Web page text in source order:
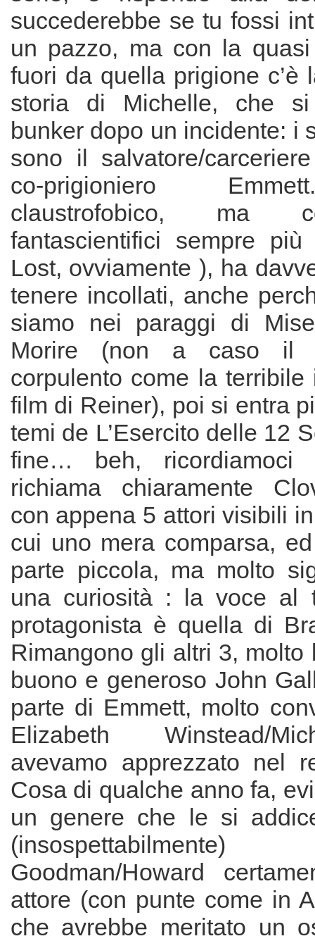
succederebbe se tu fossi
un pazzo, ma con la
fuori da quella prigione c’è
storia di Michelle, che
bunker dopo un incidente: i
sono il salvatore/
co-prigioniero
claustrofobico, ma
fantascientifici sempre
Lost, ovviamente ), ha
tenere incollati, anche
siamo nei paraggi di
Morire (non a caso il
corpulento come la terribile
film di Reiner), poi si entra
temi de L’Esercito delle 12
fine… beh,
richiama chiaramente
con appena 5 attori visibili
cui uno mera comparsa,
parte piccola, ma molto
una curiosità : la voce al
protagonista è quella di
Rimangono gli altri 3, molto
buono e generoso John
parte di Emmett, molto
Elizabeth Winstead/
avevamo apprezzato nel
Cosa di qualche anno fa,
un genere che le si
Goodman/Howard
attore (con punte come in
che avrebbe meritato un